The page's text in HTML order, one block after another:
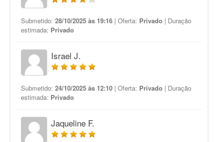
Submetido: 28/10/2025 às 19:16 | Oferta: Privado | Duração
estimada: Privado
Israel J.
Submetido: 24/10/2025 às 12:10 | Oferta: Privado | Duração
estimada: Privado
Jaqueline F.